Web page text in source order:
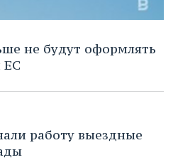
не будут оформлять
ЕС
работу выездные